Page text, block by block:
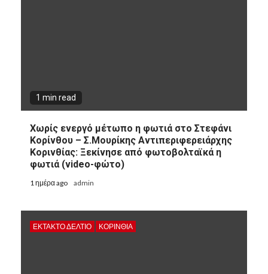
1 min read
Χωρίς ενεργό μέτωπο η φωτιά στο Στεφάνι
Κορίνθου – Σ.Μουρίκης Αντιπεριφερειάρχης
Κορινθίας: Ξεκίνησε από φωτοβολταϊκά η
φωτιά (video-φώτο)
1 ημέρα ago admin
ΕΚΤΑΚΤΟ ΔΕΛΤΙΟ ΚΟΡΙΝΘΊΑ